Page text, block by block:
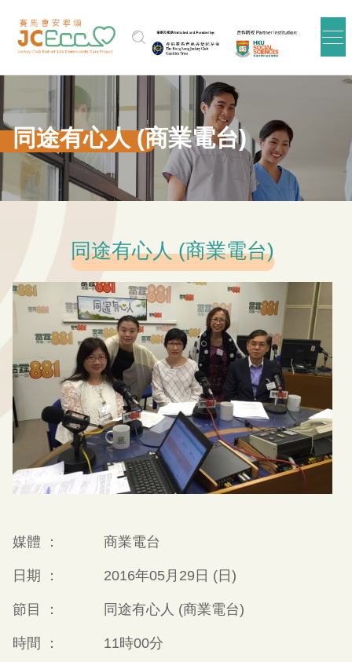
同途有心人 (商業電台)
同途有心人 (商業電台)
媒體 ： 商業電台
日期 ： 2016年05月29日 (日)
節目 ： 同途有心人 (商業電台)
時間 ： 11時00分